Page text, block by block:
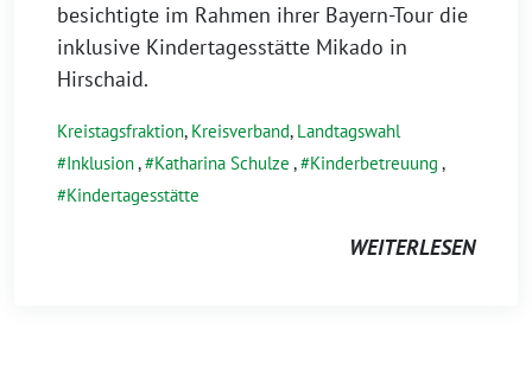
2023
besichtigte im Rahmen ihrer Bayern-Tour die
inklusive Kindertagesstätte Mikado in
Hirschaid.
Kreistagsfraktion, Kreisverband, Landtagswahl
Inklusion, Katharina Schulze , Kinderbetreuung ,
Kindertagesstätte
WEITERLESEN